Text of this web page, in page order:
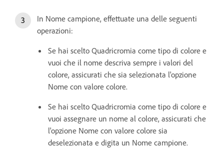
In Nome campione, effettuate una delle seguenti
operazioni:
Se hai scelto Quadricromia come tipo di colore e
vuoi che il nome descriva sempre i valori del
colore, assicurati che sia selezionata l'opzione
Nome con valore colore.
Se hai scelto Quadricromia come tipo di colore e
vuoi assegnare un nome al colore, assicurati che
l'opzione Nome con valore colore sia
deselezionata e digita un Nome campione.